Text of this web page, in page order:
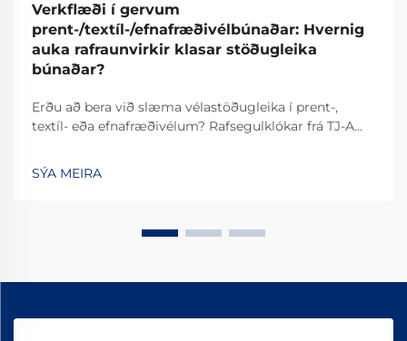
Verkflæði í gervum
prent-/textíl-/efnafræðivélbúnaðar: Hvernig
auka rafraunvirkir klasar stöðugleika
búnaðar?
Erðu að bera við slæma vélastöðugleika í prent-,
textíl- eða efnafræðivélum? Rafsegulklókar frá TJ-A
öruggleika án asbests. Kynntu þér hvernig vinsælustu
alþjóðlegu framleiðendur ná 99,8% áreiðanleika –
SÝA MEIRA